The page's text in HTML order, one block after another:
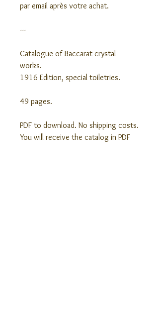
par email après votre achat.
---
Catalogue of Baccarat crystal
works.
1916 Edition, special toiletries.
49 pages.
PDF to download. No shipping costs.
You will receive the catalog in PDF